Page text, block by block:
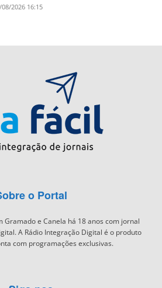
08/2026 16:15
o Portal
Gramado e Canela há 18 anos com jornal
A Rádio Integração Digital é o produto
com programações exclusivas.